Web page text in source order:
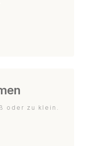
oder zu klein.